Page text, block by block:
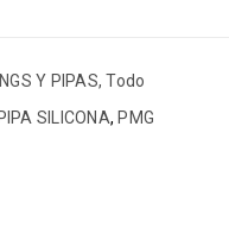
Y PIPAS,Todo
PIPA SILICONA, PMG